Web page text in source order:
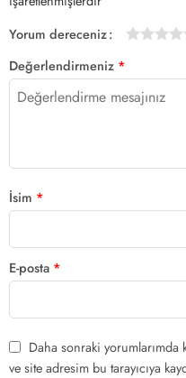
Yorum dereceniz
Değerlendirmeniz *
İsim *
E-posta *
Daha sonraki yorumlarımda
ve site adresim bu tarayıcıya